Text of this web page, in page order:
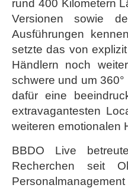
rund 400 Kilometern
Versionen sowie
Ausführungen
setzte das von
Händlern noch
schwere und um
dafür eine
extravagantesten
weiteren emotionalen
BBDO Live
Recherchen seit